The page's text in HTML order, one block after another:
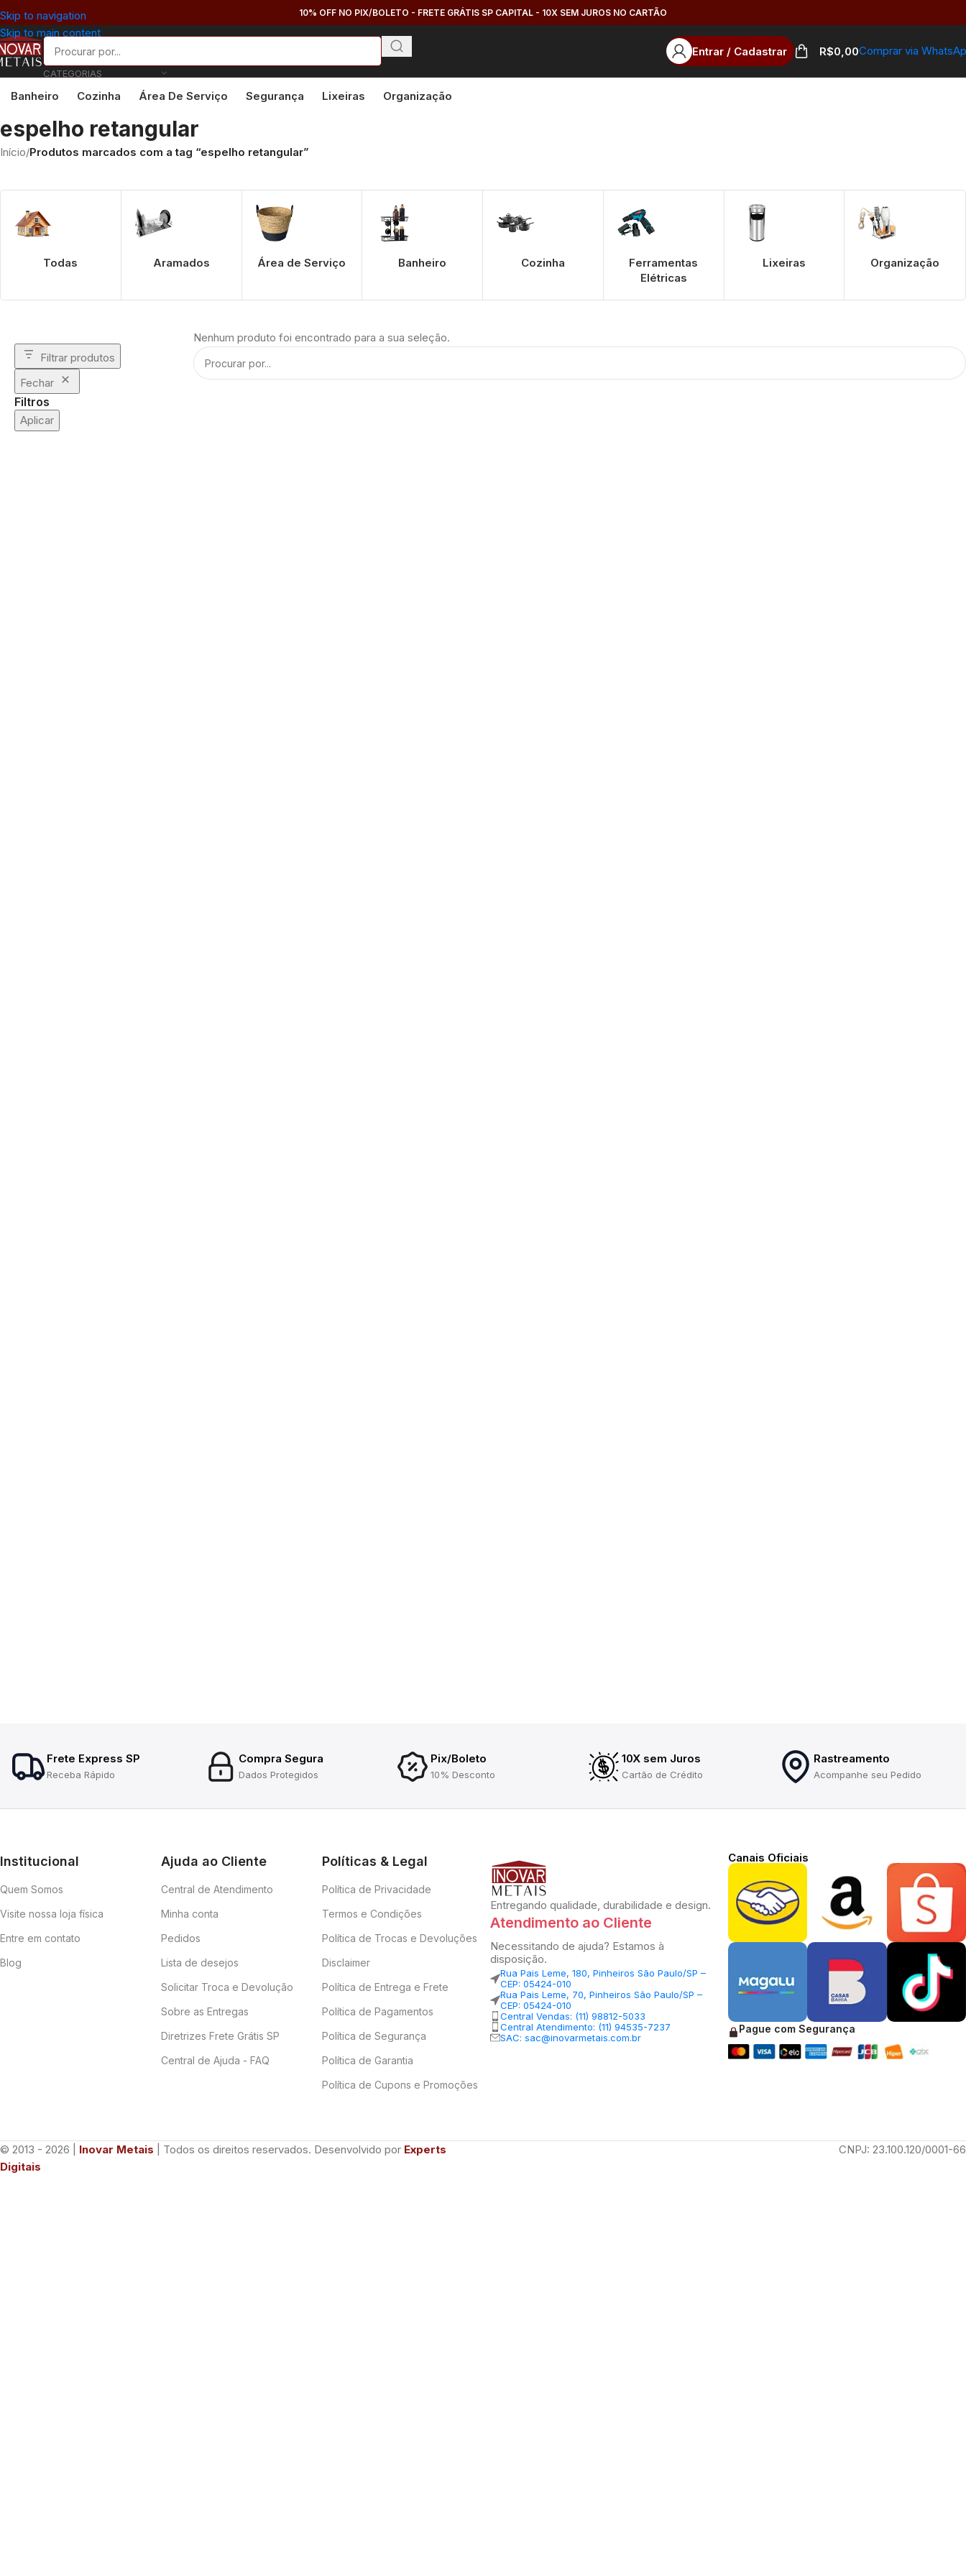
Skip to navigation
Skip to main content
10% OFF NO PIX/BOLETO - FRETE GRÁTIS SP CAPITAL - 10X SEM JUROS NO CARTÃO
CATEGORIAS
Entrar / Cadastrar R$0,00Comprar via
Banheiro Cozinha Área De Serviço Segurança Lixeiras Organização
espelho retangular
Início/Produtos marcados com a tag “espelho retangular”
Todas Aramados Área de Serviço Banheiro Cozinha
Ferramentas
Elétricas
Lixeiras Organização
Filtrar produtos
Fechar
Filtros
Aplicar
Nenhum produto foi encontrado para a sua seleção.
Frete Express SP
Receba Rápido
Compra Segura
Dados Protegidos
Pix/Boleto
10% Desconto
10X sem Juros
Cartão de Crédito
Rastreamento
Acompanhe seu Pedido
Institucional
Quem Somos
Visite nossa loja física
Entre em contato
Blog
Ajuda ao Cliente
Central de Atendimento
Minha conta
Pedidos
Lista de desejos
Solicitar Troca e Devolução
Sobre as Entregas
Diretrizes Frete Grátis SP
Central de Ajuda - FAQ
Políticas & Legal
Política de Privacidade
Termos e Condições
Política de Trocas e Devoluções
Disclaimer
Política de Entrega e Frete
Política de Pagamentos
Política de Segurança
Política de Garantia
Política de Cupons e Promoções
Entregando qualidade, durabilidade e design.
Atendimento ao Cliente
Necessitando de ajuda? Estamos à
disposição.
Rua Pais Leme, 180, Pinheiros São Paulo/SP –
CEP: 05424-010
Rua Pais Leme, 70, Pinheiros São Paulo/SP –
CEP: 05424-010
Central Vendas: (11) 98812-5033
Central Atendimento: (11) 94535-7237
SAC: sac@inovarmetais.com.br
Canais Oficiais
Pague com Segurança
© 2013 - 2026 | Inovar Metais | Todos os direitos reservados. Desenvolvido por Experts
Digitais
CNPJ: 23.100.120/0001-66